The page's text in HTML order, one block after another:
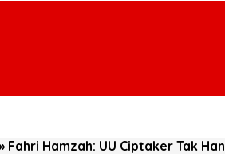
» Fahri Hamzah: UU Ciptaker Tak